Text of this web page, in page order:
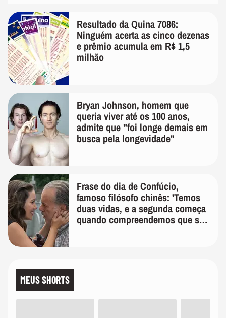
Resultado da Quina 7086:
Ninguém acerta as cinco dezenas
e prêmio acumula em R$ 1,5
milhão
Bryan Johnson, homem que
queria viver até os 100 anos,
admite que "foi longe demais em
busca pela longevidade"
Frase do dia de Confúcio,
famoso filósofo chinês: 'Temos
duas vidas, e a segunda começa
quando compreendemos que só
MEUS SHORTS